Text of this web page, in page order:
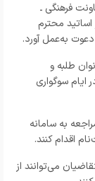
فرهنگی ـ
اساتید محترم
به‌عمل آورد.
طلبه و
ایام سوگواری
به سامانه
اعلام شده و متقاضیان می‌توانند از